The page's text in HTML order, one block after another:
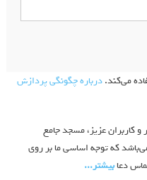
می‌کند.درباره چگونگی پردازش
کاربران عزیز، مسجد جامع
که توجه اساسی ما بر روی
دعابیشتر‫...‬